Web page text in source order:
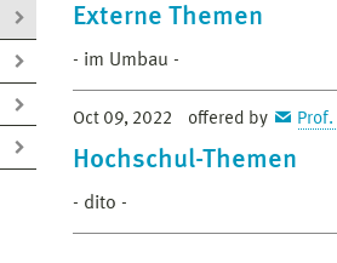
Externe Themen
- im Umbau -
Oct 09, 2022 offered by
Hochschul-Themen
- dito -